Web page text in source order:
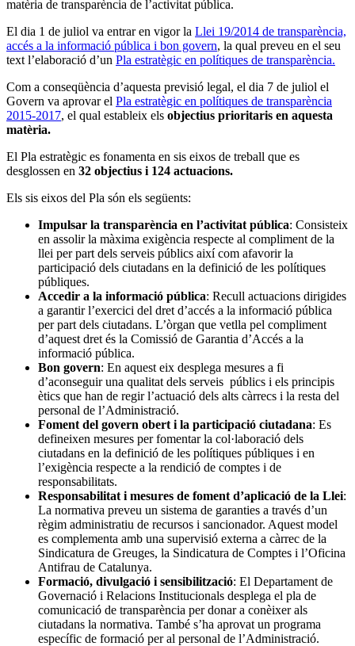
matèria de transparència de l’activitat pública.
El dia 1 de juliol va entrar en vigor la Llei 19/2014 de transparència,
accés a la informació pública i bon govern, la qual preveu en el seu
text l’elaboració d’un Pla estratègic en polítiques de transparència.
Com a conseqüència d’aquesta previsió legal, el dia 7 de juliol el
Govern va aprovar el Pla estratègic en polítiques de transparència
2015-2017, el qual estableix els objectius prioritaris en aquesta
matèria.
El Pla estratègic es fonamenta en sis eixos de treball que es
desglossen en 32 objectius i 124 actuacions.
Els sis eixos del Pla són els següents:
Impulsar la transparència en l’activitat pública: Consisteix
en assolir la màxima exigència respecte al compliment de la
llei per part dels serveis públics així com afavorir la
participació dels ciutadans en la definició de les polítiques
públiques.
Accedir a la informació pública: Recull actuacions dirigides
a garantir l’exercici del dret d’accés a la informació pública
per part dels ciutadans. L’òrgan que vetlla pel compliment
d’aquest dret és la Comissió de Garantia d’Accés a la
informació pública.
Bon govern: En aquest eix desplega mesures a fi
d’aconseguir una qualitat dels serveis públics i els principis
ètics que han de regir l’actuació dels alts càrrecs i la resta del
personal de l’Administració.
Foment del govern obert i la participació ciutadana: Es
defineixen mesures per fomentar la col·laboració dels
ciutadans en la definició de les polítiques públiques i en
l’exigència respecte a la rendició de comptes i de
responsabilitats.
Responsabilitat i mesures de foment d’aplicació de la Llei:
La normativa preveu un sistema de garanties a través d’un
règim administratiu de recursos i sancionador. Aquest model
es complementa amb una supervisió externa a càrrec de la
Sindicatura de Greuges, la Sindicatura de Comptes i l’Oficina
Antifrau de Catalunya.
Formació, divulgació i sensibilització: El Departament de
Governació i Relacions Institucionals desplega el pla de
comunicació de transparència per donar a conèixer als
ciutadans la normativa. També s’ha aprovat un programa
específic de formació per al personal de l’Administració.